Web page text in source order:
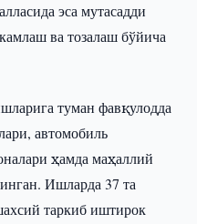
эса мутасадди
ва тозалаш бўйича
туман фавқулодда
автомобиль
ҳамда маҳаллий
Ишларда 37 та
таркиб иштирок